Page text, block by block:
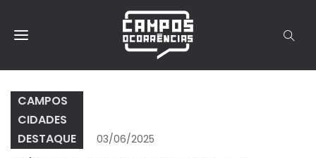
CAMPOS
CIDADES
DESTAQUE
03/06/2025